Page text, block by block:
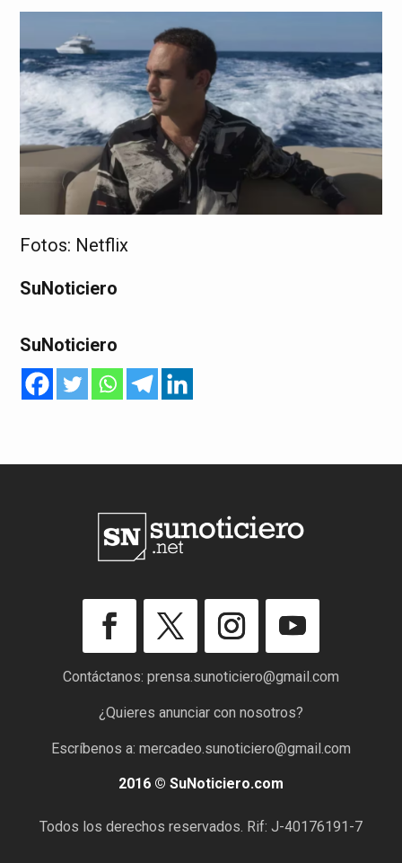
Fotos: Netflix
SuNoticiero
SuNoticiero
Contáctanos: prensa.sunoticiero@gmail.com
¿Quieres anunciar con nosotros?
Escríbenos a: mercadeo.sunoticiero@gmail.com
2016 © SuNoticiero.com
Todos los derechos reservados. Rif: J-40176191-7